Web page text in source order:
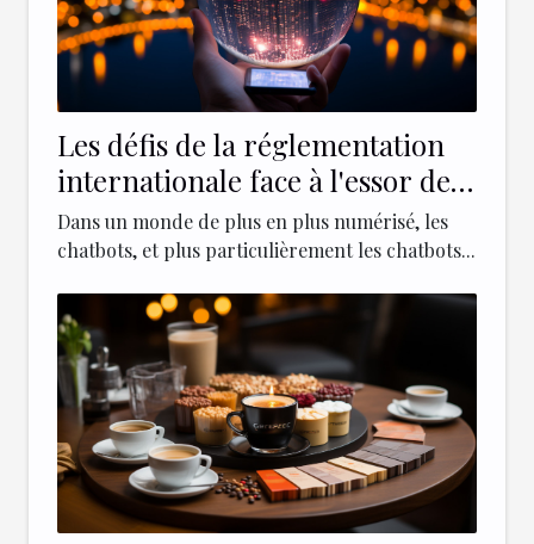
Les défis de la réglementation
internationale face à l'essor des
chatbots comme ChatGPT 4
Dans un monde de plus en plus numérisé, les
chatbots, et plus particulièrement les chatbots...